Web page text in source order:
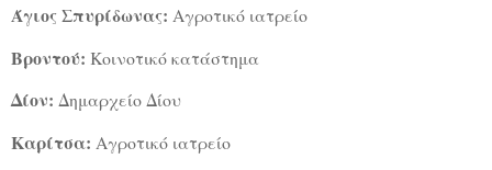
Άγιος Σπυρίδωνας: Αγροτικό ιατρείο
Βροντού: Κοινοτικό κατάστημα
Δίον: Δημαρχείο Δίου
Καρίτσα: Αγροτικό ιατρείο